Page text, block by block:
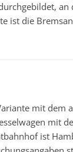
an
ist die
mit dem
mit
ist